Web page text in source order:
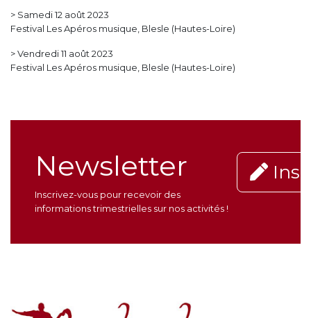
> Samedi 12 août 2023
Festival Les Apéros musique, Blesle (Hautes-Loire)
> Vendredi 11 août 2023
Festival Les Apéros musique, Blesle (Hautes-Loire)
Newsletter
Inscrivez-vous pour recevoir des
informations trimestrielles sur nos activités !